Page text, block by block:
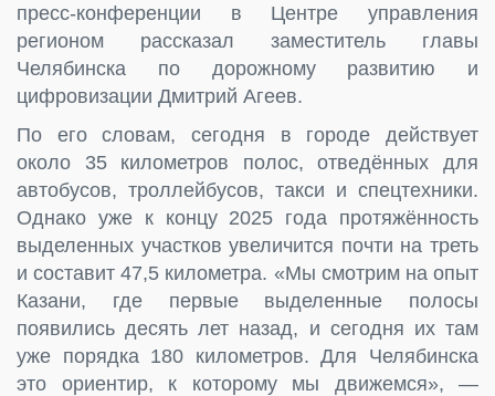
пресс-конференции в Центре управления
регионом рассказал заместитель главы
Челябинска по дорожному развитию и
цифровизации Дмитрий Агеев.
По его словам, сегодня в городе действует
около 35 километров полос, отведённых для
автобусов, троллейбусов, такси и спецтехники.
Однако уже к концу 2025 года протяжённость
выделенных участков увеличится почти на треть
и составит 47,5 километра. «Мы смотрим на опыт
Казани, где первые выделенные полосы
появились десять лет назад, и сегодня их там
уже порядка 180 километров. Для Челябинска
это ориентир, к которому мы движемся», —